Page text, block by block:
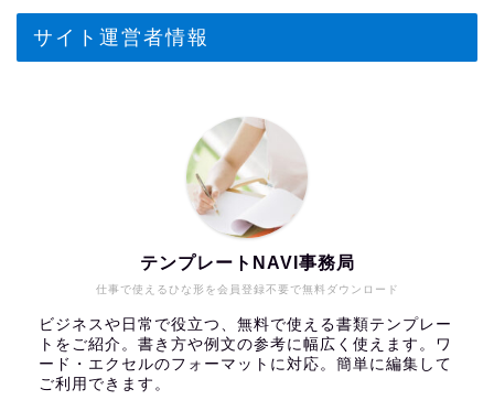
サイト運営者情報
仕事で使えるひな形を会員登録不要で無料ダウンロード
テンプレートNAVI事務局
ビジネスや日常で役立つ、無料で使える書類テンプレー
トをご紹介。書き方や例文の参考に幅広く使えます。ワ
ード・エクセルのフォーマットに対応。簡単に編集して
ご利用できます。